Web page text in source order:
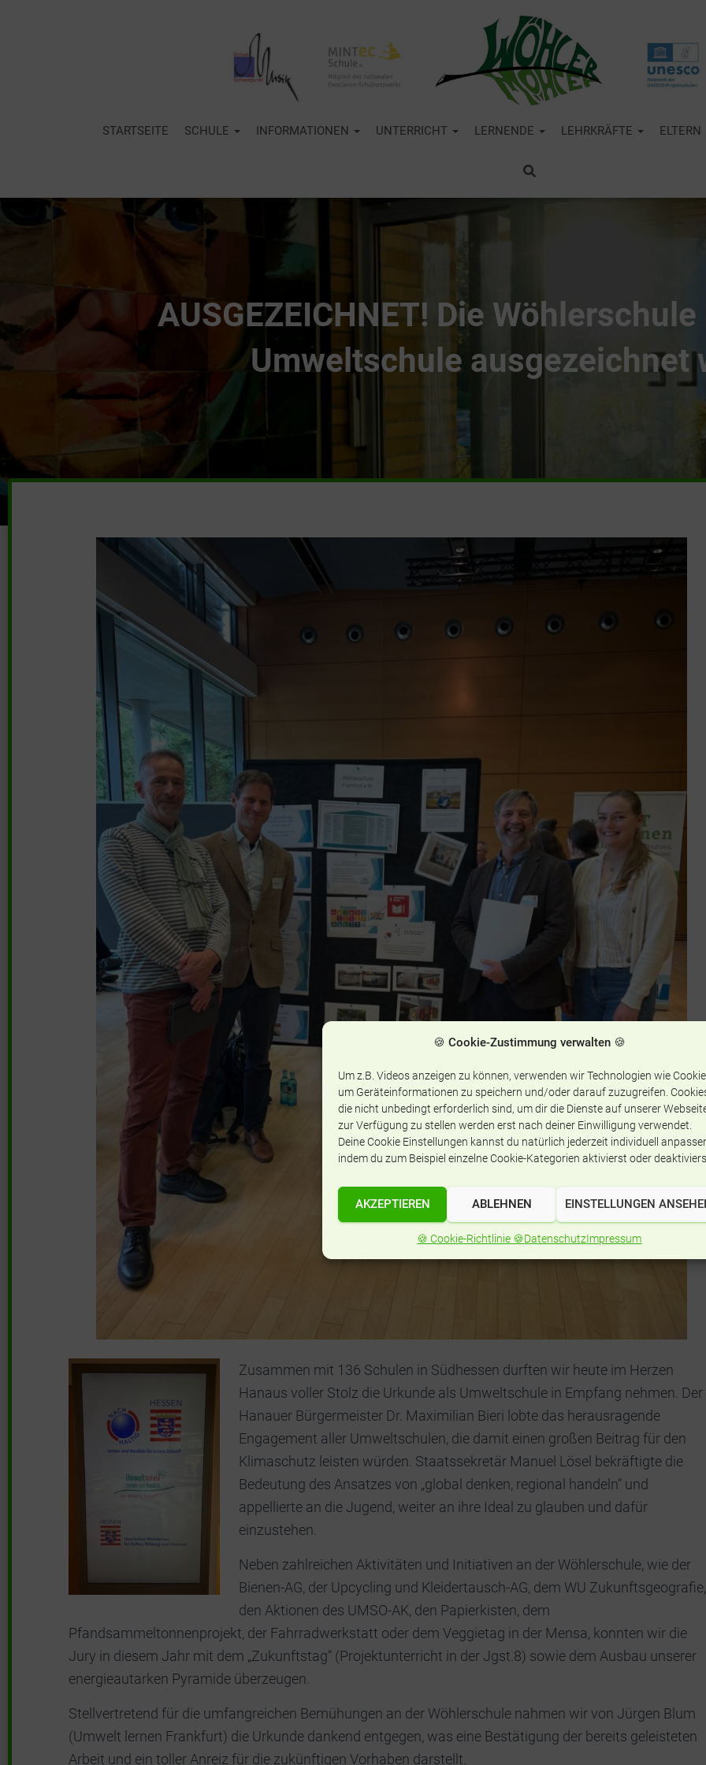
🍪 Cookie-Zustimmung verwalten 🍪
Um z.B. Videos anzeigen zu können, verwenden wir Technologien wie
um Geräteinformationen zu speichern und/oder darauf zuzugreifen.
die nicht unbedingt erforderlich sind, um dir die Dienste auf unserer
zur Verfügung zu stellen werden erst nach deiner Einwilligung verwendet.
Deine Cookie Einstellungen kannst du natürlich jederzeit individuell
indem du zum Beispiel einzelne Cookie-Kategorien aktivierst oder
AKZEPTIEREN ABLEHNEN EINSTELLUNGEN
🍪 Cookie-Richtlinie 🍪DatenschutzImpressum
STARTSEITE SCHULE INFORMATIONEN UNTERRICHT LERNENDE LEHRKRÄFTE ELTERN
AUSGEZEICHNET! Die
Umweltschule ausgezeichnet
Zusammen mit 136 Schulen in Südhessen durften wir heute im Herzen
Hanaus voller Stolz die Urkunde als Umweltschule in Empfang nehmen. Der
Hanauer Bürgermeister Dr. Maximilian Bieri lobte das herausragende
Engagement aller Umweltschulen, die damit einen großen Beitrag für den
Klimaschutz leisten würden. Staatssekretär Manuel Lösel bekräftigte die
Bedeutung des Ansatzes von „global denken, regional handeln“ und
appellierte an die Jugend, weiter an ihre Ideal zu glauben und dafür
einzustehen.
Neben zahlreichen Aktivitäten und Initiativen an der Wöhlerschule, wie der
Bienen-AG, der Upcycling und Kleidertausch-AG, dem WU Zukunftsgeografie,
den Aktionen des UMSO-AK, den Papierkisten, dem
Pfandsammeltonnenprojekt, der Fahrradwerkstatt oder dem Veggietag in der Mensa, konnten wir die
Jury in diesem Jahr mit dem „Zukunftstag“ (Projektunterricht in der Jgst.8) sowie dem Ausbau unserer
energieautarken Pyramide überzeugen.
Stellvertretend für die umfangreichen Bemühungen an der Wöhlerschule nahmen wir von Jürgen Blum
(Umwelt lernen Frankfurt) die Urkunde dankend entgegen, was eine Bestätigung der bereits geleisteten
Arbeit und ein toller Anreiz für die zukünftigen Vorhaben darstellt.